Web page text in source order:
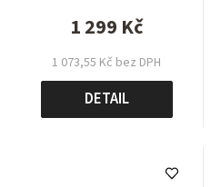
1 073,55 Kč bez DPH
1 299 Kč
DETAIL